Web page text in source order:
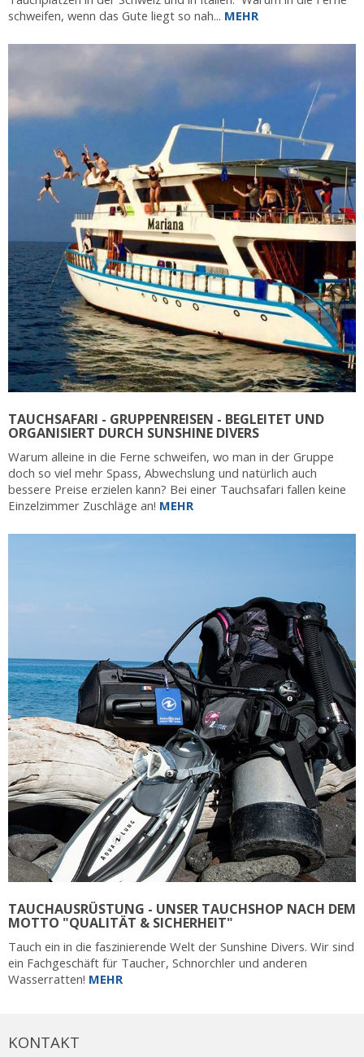
schweifen, wenn das Gute liegt so nah... MEHR
TAUCHSAFARI - GRUPPENREISEN - BEGLEITET UND
ORGANISIERT DURCH SUNSHINE DIVERS
Warum alleine in die Ferne schweifen, wo man in der Gruppe
doch so viel mehr Spass, Abwechslung und natürlich auch
bessere Preise erzielen kann? Bei einer Tauchsafari fallen keine
Einzelzimmer Zuschläge an! MEHR
TAUCHAUSRÜSTUNG - UNSER TAUCHSHOP NACH DEM
MOTTO "QUALITÄT & SICHERHEIT"
Tauch ein in die faszinierende Welt der Sunshine Divers. Wir sind
ein Fachgeschäft für Taucher, Schnorchler und anderen
Wasserratten! MEHR
KONTAKT